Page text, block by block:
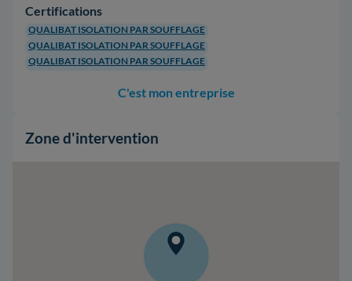
Certifications
QUALIBAT ISOLATION PAR SOUFFLAGE
QUALIBAT ISOLATION PAR SOUFFLAGE
QUALIBAT ISOLATION PAR SOUFFLAGE
C'est mon entreprise
Zone d'intervention